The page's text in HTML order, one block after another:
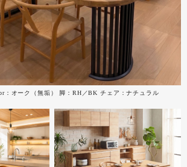
：オーク（無垢） 脚：RH／BK チェア：ナチュラル